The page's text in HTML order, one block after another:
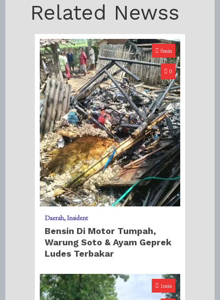
Related Newss
0min
0
Daerah Insident
Bensin Di Motor Tumpah,
Warung Soto & Ayam Geprek
Ludes Terbakar
1min